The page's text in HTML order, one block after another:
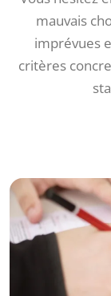
mauvais
imprévues
critères